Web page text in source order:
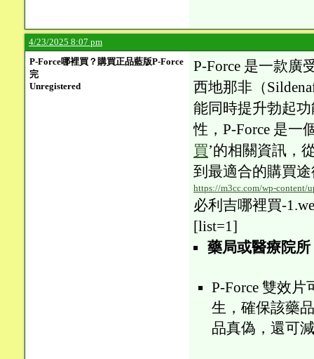
4/23/2025 8:07 pm
P-Force哪裡買？購買正品藍版P-Force
完
Unregistered
P-Force 是一款廣
西地那非（
能同時提升勃起
性，P-Force 是一
買’的相關資訊，
到最適合的購買
https://m3cc.com/wp-content/
必利吉哪裡買-
[list=1]
藥局或醫療院所
P-Force 雙效
生，確保該藥
品真偽，還可